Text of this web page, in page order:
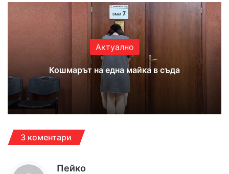
Актуално
Кошмарът на една майка в съда
3 коментари
Пейко